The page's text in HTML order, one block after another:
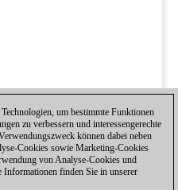
um bestimmte Funktionen
zu verbessern und interessengerechte
können dabei neben
Cookies sowie Marketing-Cookies
von Analyse-Cookies und
finden Sie in unserer